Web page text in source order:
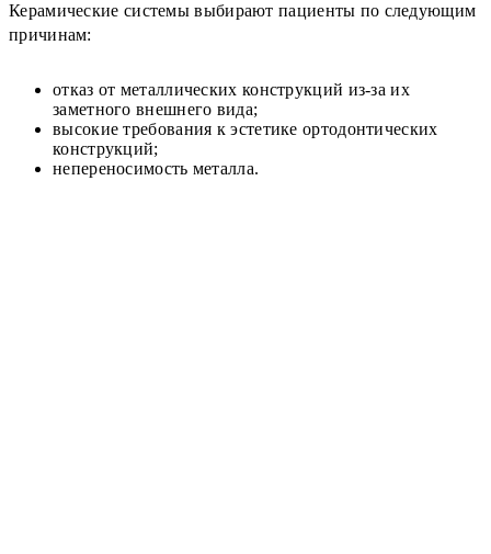
Керамические системы выбирают пациенты по следующим
причинам:
отказ от металлических конструкций из-за их
заметного внешнего вида;
высокие требования к эстетике ортодонтических
конструкций;
непереносимость металла.